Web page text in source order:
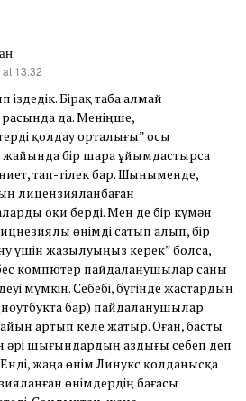
13:32
іздедік. Бірақ таба алмай
да. Меніңше,
қолдау орталығы” осы
бір шара ұйымдастырса
тап-тілек бар. Шыныменде,
лицензияланбаған
оқи берді. Мен де бір күмән
өнімді сатып алып, бір
үшін жазылуыңыз керек” болса,
компютер пайдаланушылар саны
мүмкін. Себебі, бүгінде жастардың
бар) пайдаланушылар
артып келе жатыр. Оған, басты
әрі шығындардың аздығы себеп деп
жаңа өнім Линукс қолданысқа
өнімдердің бағасы